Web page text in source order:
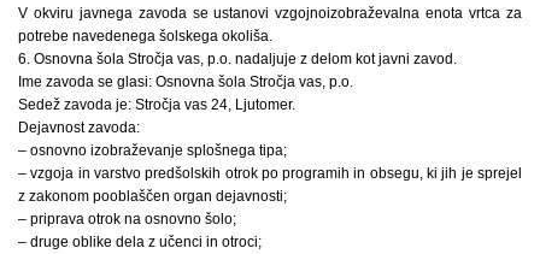
V okviru javnega zavoda se ustanovi vzgojnoizobraževalna enota vrtca za
potrebe navedenega šolskega okoliša.
6. Osnovna šola Stročja vas, p.o. nadaljuje z delom kot javni zavod.
Ime zavoda se glasi: Osnovna šola Stročja vas, p.o.
Sedež zavoda je: Stročja vas 24, Ljutomer.
Dejavnost zavoda:
– osnovno izobraževanje splošnega tipa;
– vzgoja in varstvo predšolskih otrok po programih in obsegu, ki jih je sprejel
z zakonom pooblaščen organ dejavnosti;
– priprava otrok na osnovno šolo;
– druge oblike dela z učenci in otroci;